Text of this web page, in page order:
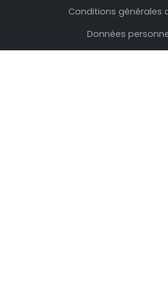
Conditions générales
Données